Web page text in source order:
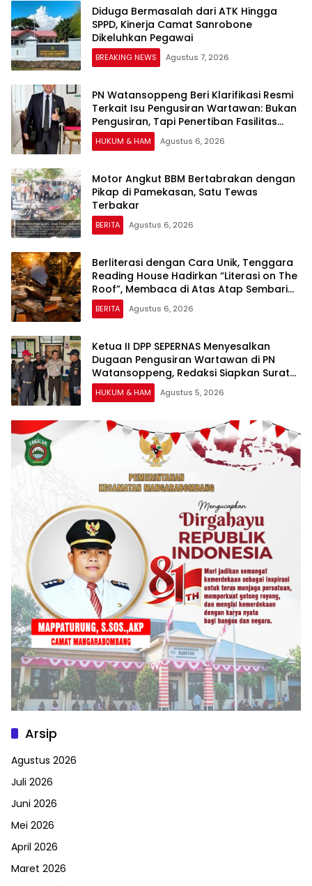
Diduga Bermasalah dari ATK Hingga
SPPD, Kinerja Camat Sanrobone
Dikeluhkan Pegawai
BREAKING NEWS Agustus 7, 2026
PN Watansoppeng Beri Klarifikasi Resmi
Terkait Isu Pengusiran Wartawan: Bukan
Pengusiran, Tapi Penertiban Fasilitas
PTSP
HUKUM & HAM Agustus 6, 2026
Motor Angkut BBM Bertabrakan dengan
Pikap di Pamekasan, Satu Tewas
Terbakar
BERITA Agustus 6, 2026
Berliterasi dengan Cara Unik, Tenggara
Reading House Hadirkan “Literasi on The
Roof”, Membaca di Atas Atap Sembari
Menikmati Senja
BERITA Agustus 6, 2026
Ketua II DPP SEPERNAS Menyesalkan
Dugaan Pengusiran Wartawan di PN
Watansoppeng, Redaksi Siapkan Surat
Konfirmasi
HUKUM & HAM Agustus 5, 2026
Arsip
Agustus 2026
Juli 2026
Juni 2026
Mei 2026
April 2026
Maret 2026